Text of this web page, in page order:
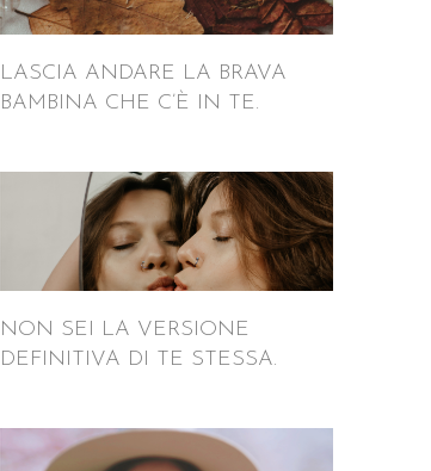
LASCIA ANDARE LA BRAVA
BAMBINA CHE C’È IN TE.
NON SEI LA VERSIONE
DEFINITIVA DI TE STESSA.